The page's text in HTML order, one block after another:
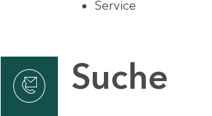
Service
Suche